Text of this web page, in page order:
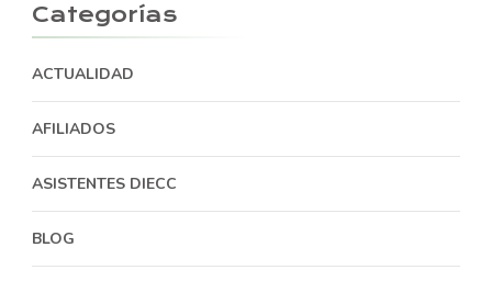
Categorías
ACTUALIDAD
AFILIADOS
ASISTENTES DIECC
BLOG